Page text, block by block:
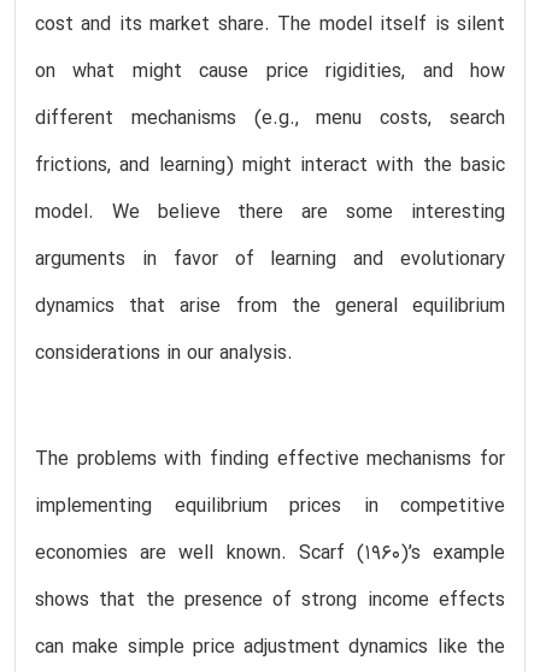
cost and its market share. The model itself is silent
on what might cause price rigidities, and how
different mechanisms (e.g., menu costs, search
frictions, and learning) might interact with the basic
model. We believe there are some interesting
arguments in favor of learning and evolutionary
dynamics that arise from the general equilibrium
considerations in our analysis.
The problems with finding effective mechanisms for
implementing equilibrium prices in competitive
economies are well known. Scarf (1960)’s example
shows that the presence of strong income effects
can make simple price adjustment dynamics like the